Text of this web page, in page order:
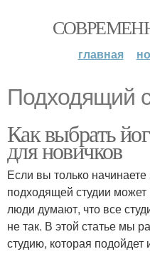
главная
Подходящий
Как выбрать
для новичков
Если вы только
подходящей студии
люди думают, что все
не так. В этой статье мы
студию, которая